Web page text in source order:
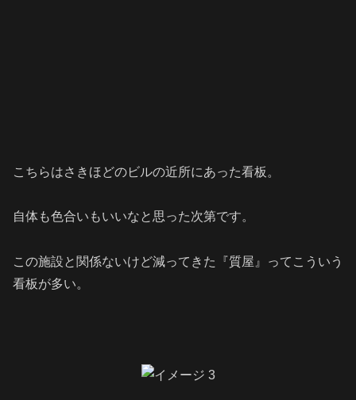
こちらはさきほどのビルの近所にあった看板。
自体も色合いもいいなと思った次第です。
この施設と関係ないけど減ってきた『質屋』ってこういう
看板が多い。